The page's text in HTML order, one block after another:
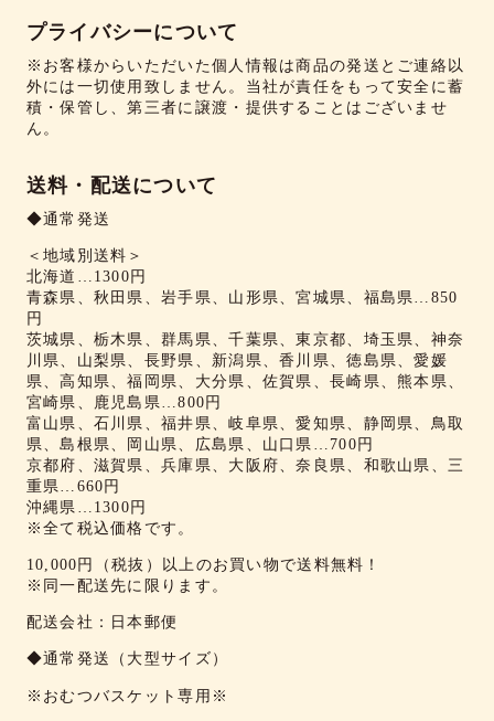
プライバシーについて
※お客様からいただいた個人情報は商品の発送とご連絡以
外には一切使用致しません。当社が責任をもって安全に蓄
積・保管し、第三者に譲渡・提供することはございませ
ん。
送料・配送について
◆通常発送
＜地域別送料＞
北海道…1300円
青森県、秋田県、岩手県、山形県、宮城県、福島県…850
円
茨城県、栃木県、群馬県、千葉県、東京都、埼玉県、神奈
川県、山梨県、長野県、新潟県、香川県、徳島県、愛媛
県、高知県、福岡県、大分県、佐賀県、長崎県、熊本県、
宮崎県、鹿児島県…800円
富山県、石川県、福井県、岐阜県、愛知県、静岡県、鳥取
県、島根県、岡山県、広島県、山口県…700円
京都府、滋賀県、兵庫県、大阪府、奈良県、和歌山県、三
重県…660円
沖縄県…1300円
※全て税込価格です。
10,000円（税抜）以上のお買い物で送料無料！
※同一配送先に限ります。
配送会社：日本郵便
◆通常発送（大型サイズ）
※おむつバスケット専用※